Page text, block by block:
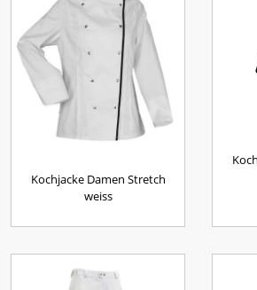
Kochjacke Damen Stretch
weiss